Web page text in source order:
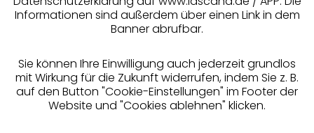
Informationen sind außerdem über einen Link in dem
Banner abrufbar.
Sie können Ihre Einwilligung auch jederzeit grundlos
mit Wirkung für die Zukunft widerrufen, indem Sie z. B.
auf den Button "Cookie-Einstellungen" im Footer der
Website und "Cookies ablehnen" klicken.